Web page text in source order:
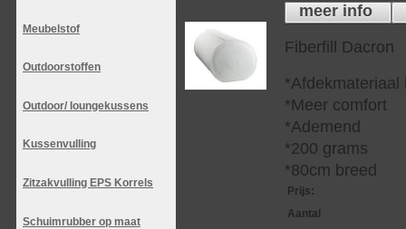
Meubelstof
Outdoorstoffen
Outdoor/ loungekussens
Kussenvulling
Zitzakvulling EPS Korrels
Schuimrubber op maat
meer info
Fiberfill Dacron
*Afdekmateriaal
*Meer comfort
*Ademend
*200 grams
*80cm breed
Prijs:
Aantal